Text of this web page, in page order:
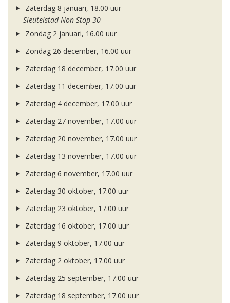
Zaterdag 8 januari, 18.00 uur
Sleutelstad Non-Stop 30
Zondag 2 januari, 16.00 uur
Zondag 26 december, 16.00 uur
Zaterdag 18 december, 17.00 uur
Zaterdag 11 december, 17.00 uur
Zaterdag 4 december, 17.00 uur
Zaterdag 27 november, 17.00 uur
Zaterdag 20 november, 17.00 uur
Zaterdag 13 november, 17.00 uur
Zaterdag 6 november, 17.00 uur
Zaterdag 30 oktober, 17.00 uur
Zaterdag 23 oktober, 17.00 uur
Zaterdag 16 oktober, 17.00 uur
Zaterdag 9 oktober, 17.00 uur
Zaterdag 2 oktober, 17.00 uur
Zaterdag 25 september, 17.00 uur
Zaterdag 18 september, 17.00 uur